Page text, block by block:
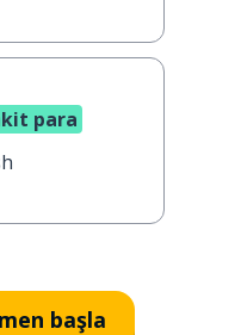
para
başla